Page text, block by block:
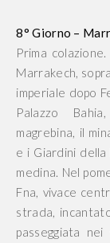
8° Giorno –
Prima
Marrakech,
imperiale dopo
Palazzo
magrebina, il
e i Giardini della
medina. Nel
Fna, vivace
strada,
passeggiata